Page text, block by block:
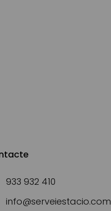
933 932 410
info@serveiestacio.com